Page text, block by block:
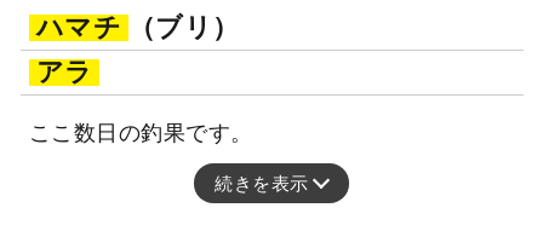
ハマチ
（ブリ）
アラ
ここ数日の釣果です。
続きを表示